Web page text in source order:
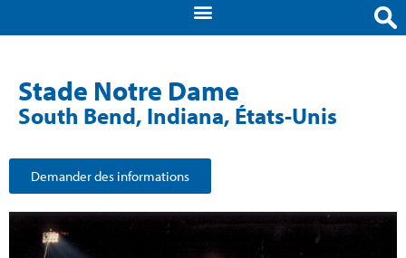
Stade Notre Dame
South Bend, Indiana, États-Unis
Demander des informations